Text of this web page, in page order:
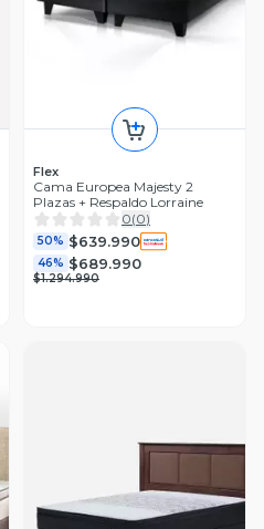
Flex
Cama Europea Majesty 2
Plazas + Respaldo Lorraine
0(0)
50% $639.990
46% $689.990
$1.294.990